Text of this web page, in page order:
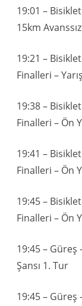
19:01 –
15km
19:21 –
Finalleri –
19:38 –
Finalleri – Ön
19:41 –
Finalleri – Ön
19:45 –
Finalleri – Ön
19:45 –
Şansı 1. Tur
19:45 –